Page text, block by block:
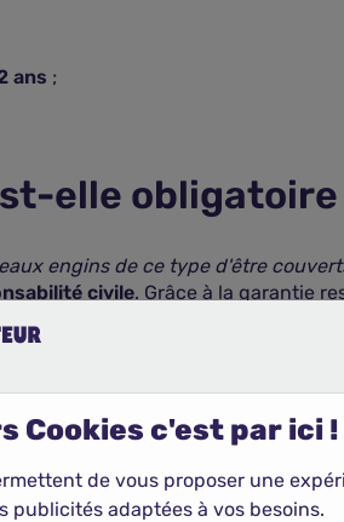
ans ;
elle obligatoire
engins de ce type d'être
civile. Grâce à la garantie
couvre à la fois les dommages
pas vous-même indemnisé
7 500 € selon l'article L 324-2 du
Cookies c'est par ici !
de vous proposer une
publicités adaptées à vos besoins.